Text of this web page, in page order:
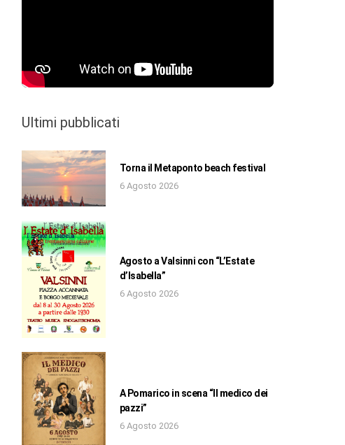
Ultimi pubblicati
Torna il Metaponto beach festival
6 Agosto 2026
Agosto a Valsinni con “L’Estate
d’Isabella”
6 Agosto 2026
A Pomarico in scena “Il medico dei
pazzi”
6 Agosto 2026